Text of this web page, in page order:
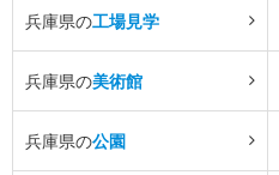
兵庫県の工場見学
兵庫県の美術館
兵庫県の公園